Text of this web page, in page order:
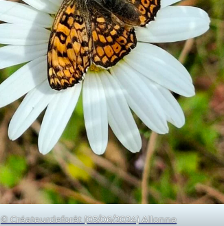
© Créateurdeforêt (05/06/2024) Allonne